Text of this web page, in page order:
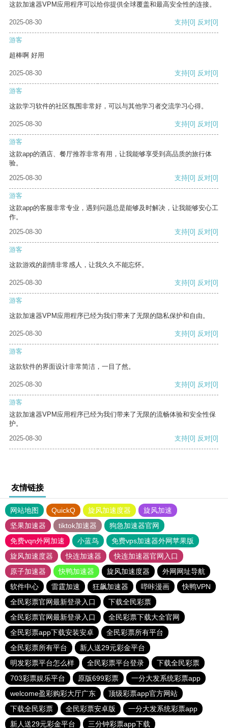
这款加速器VPM应用程序可以给你提供全球覆盖和最高安全性的连接。
2025-08-30 支持[0] 反对[0]
游客
超棒啊 好用
2025-08-30 支持[0] 反对[0]
游客
这款学习软件的社区氛围非常好，可以与其他学习者交流学习心得。
2025-08-30 支持[0] 反对[0]
游客
这款app的酒店、餐厅推荐非常有用，让我能够享受到高品质的旅行体
验。
2025-08-30
支持[0] 反对[0]
游客
这款app的客服非常专业，遇到问题总是能够及时解决，让我能够安心工
作。
2025-08-30
支持[0] 反对[0]
游客
这款游戏的剧情非常感人，让我久久不能忘怀。
2025-08-30 支持[0] 反对[0]
游客
这款加速器VPM应用程序已经为我们带来了无限的隐私保护和自由。
2025-08-30 支持[0] 反对[0]
游客
这款软件的界面设计非常简洁，一目了然。
2025-08-30 支持[0] 反对[0]
游客
这款加速器VPM应用程序已经为我们带来了无限的流畅体验和安全性保
护。
2025-08-30
支持[0] 反对[0]
友情链接
网站地图 QuickQ 旋风加速度器
旋风加速
坚果加速器
tiktok加速器
狗急加速器官网
免费vqn外网加速
小蓝鸟
免费vps加速器外网苹果版
旋风加速度器
快连加速器
快连加速器官网入口
原子加速器
快鸭加速器 旋风加速度器
外网网址导航
软件中心
雷霆加速 狂飙加速器 哔咔漫画
快鸭VPN
全民彩票官网最新登录入口
下载全民彩票
全民彩票官网最新登录入口
全民彩票下载大全官网
全民彩票app下载安装安卓
全民彩票所有平台
全民彩票所有平台
新人送29元彩金平台
明发彩票平台怎么样
全民彩票平台登录
下载全民彩票
703彩票娱乐平台
原版699彩票
一分大发系统彩票app
welcome盈彩购彩大厅广东
顶级彩票app官方网站
下载全民彩票
全民彩票安卓版
一分大发系统彩票app
新人送29元彩金平台
三分钟彩票app下载